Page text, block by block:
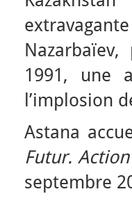
1991, une
l’implosion
Astana
Futur.
septembre